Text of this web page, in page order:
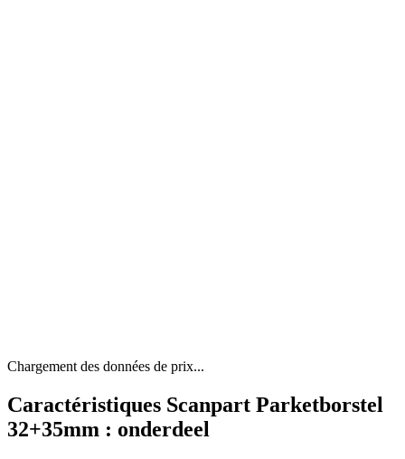
Chargement des données de prix...
Caractéristiques Scanpart Parketborstel
32+35mm : onderdeel